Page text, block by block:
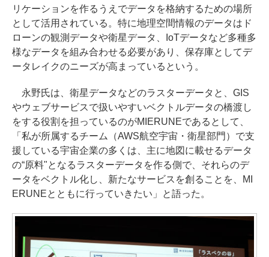
リケーションを作るうえでデータを格納するための場所
として活用されている。特に地理空間情報のデータはド
ローンの観測データや衛星データ、IoTデータなど多種多
様なデータを組み合わせる必要があり、保存庫としてデ
ータレイクのニーズが高まっているという。
永野氏は、衛星データなどのラスターデータと、GIS
やウェブサービスで扱いやすいベクトルデータの橋渡し
をする役割を担っているのがMIERUNEであるとして、
「私が所属するチーム（AWS航空宇宙・衛星部門）で支
援している宇宙企業の多くは、主に地図に載せるデータ
の“原料"となるラスターデータを作る側で、それらのデ
ータをベクトル化し、新たなサービスを創ることを、MI
ERUNEとともに行っていきたい」と語った。